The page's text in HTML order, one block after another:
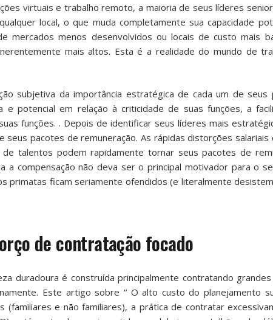
virtuais e trabalho remoto, a maioria de seus líderes
local, o que muda completamente sua capacidade
mercados menos desenvolvidos ou locais de custo mais
mais altos. Esta é a realidade do mundo de
subjetiva da importância estratégica de cada um de seus
e potencial em relação à criticidade de suas funções, a
funções. . Depois de identificar seus líderes mais
pacotes de remuneração. As rápidas distorções salariais
talentos podem rapidamente tornar seus pacotes de
a compensação não deva ser o principal motivador para o
primatas ficam seriamente ofendidos (e literalmente
de contratação focado
duradoura é construída principalmente contratando
Este artigo sobre “ O alto custo do planejamento
(familiares e não familiares), a prática de contratar